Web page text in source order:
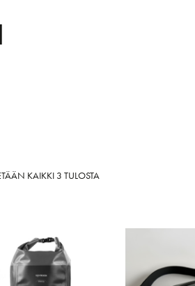
KAIKKI 3 TULOSTA